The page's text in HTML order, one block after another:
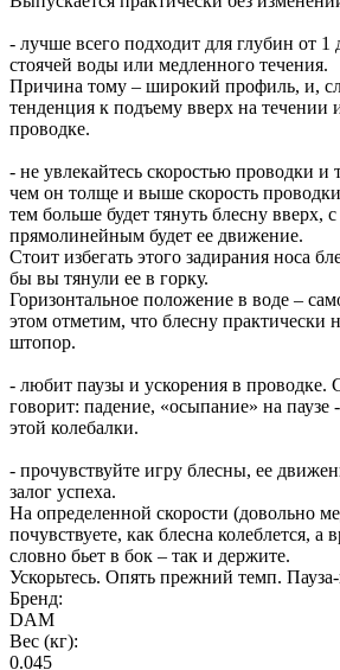
- лучше всего подходит для глубин от 1
стоячей воды или медленного течения.
Причина тому – широкий профиль, и,
тенденция к подъему вверх на течении
проводке.
- не увлекайтесь скоростью проводки
чем он толще и выше скорость
тем больше будет тянуть блесну вверх,
прямолинейным будет ее движение.
Стоит избегать этого задирания носа
бы вы тянули ее в горку.
Горизонтальное положение в воде –
этом отметим, что блесну практически
штопор.
- любит паузы и ускорения в проводке.
говорит: падение, «осыпание» на
этой колебалки.
- прочувствуйте игру блесны, ее
залог успеха.
На определенной скорости (довольно
почувствуете, как блесна колеблется, а
словно бьет в бок – так и держите.
Ускорьтесь. Опять прежний темп.
Бренд:
DAM
Вес (кг):
0.045